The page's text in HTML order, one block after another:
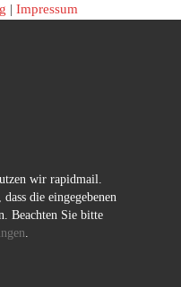
| Impressum
wir rapidmail.
die eingegebenen
Beachten Sie bitte